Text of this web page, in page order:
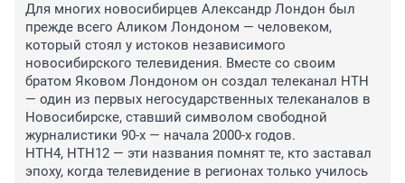
Для многих новосибирцев Александр Лондон был
прежде всего Аликом Лондоном — человеком,
который стоял у истоков независимого
новосибирского телевидения. Вместе со своим
братом Яковом Лондоном он создал телеканал НТН
— один из первых негосударственных телеканалов в
Новосибирске, ставший символом свободной
журналистики 90-х — начала 2000-х годов.
НТН4, НТН12 — эти названия помнят те, кто заставал
эпоху, когда телевидение в регионах только училось